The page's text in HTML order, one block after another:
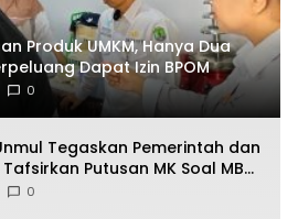
Produk UMKM, Hanya Dua
Dapat Izin BPOM
0
Unmul Tegaskan Pemerintah dan
Tafsirkan Putusan MK Soal MBG
0